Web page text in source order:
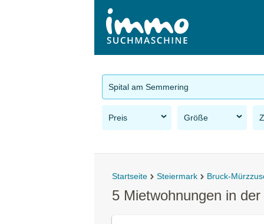
Spital am Semmering
Preis Größe
Startseite Steiermark Bruck-
5 Mietwohnungen in